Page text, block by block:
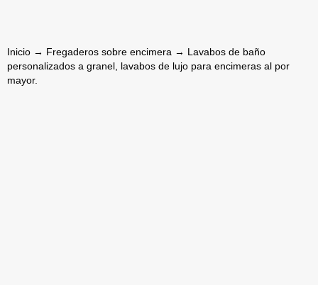
Inicio → Fregaderos sobre encimera → Lavabos de baño
personalizados a granel, lavabos de lujo para encimeras al por
mayor.